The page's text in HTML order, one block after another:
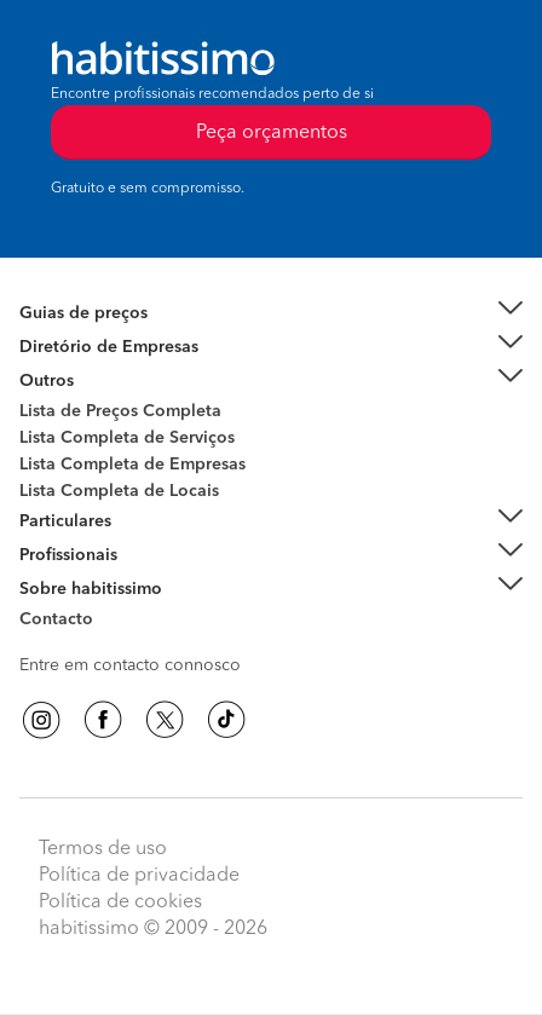
Encontre profissionais recomendados perto de si
Peça orçamentos
Gratuito e sem compromisso.
Guias de preços
Diretório de Empresas
Outros
Lista de Preços Completa
Lista Completa de Serviços
Lista Completa de Empresas
Lista Completa de Locais
Particulares
Profissionais
Sobre habitissimo
Contacto
Entre em contacto connosco
Termos de uso
Política de privacidade
Política de cookies
habitissimo © 2009 - 2026